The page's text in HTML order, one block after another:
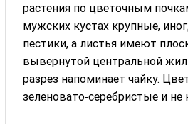
растения по цветочным
мужских кустах крупные,
пестики, а листья имеют
вывернутой центральной
разрез напоминает чайку.
зеленовато‑серебристые и не